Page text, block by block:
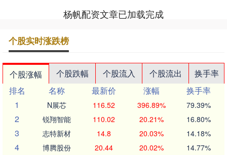
杨帆配资文章已加载完成
个股实时涨跌榜
个股涨幅 个股跌幅 个股流入 个股流出
换手率
排名
名称 最新价 涨幅
换手率
1
N展芯 116.52 396.89% 79.39%
2 锐翔智能 110.02 20.21% 16.80%
3 志特新材 14.8 20.03% 14.18%
4 博腾股份 20.44 20.02% 14.77%